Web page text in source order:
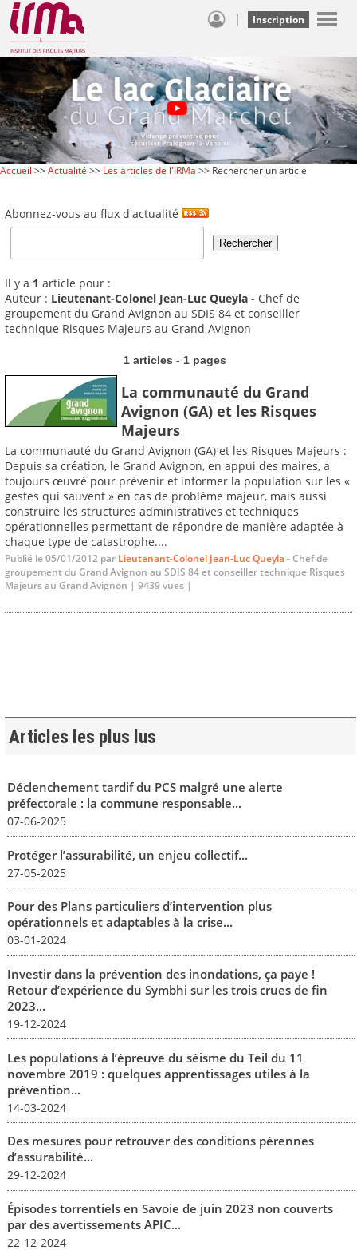
| Inscription
Accueil >>Actualité >> Les articles de l'IRMa >> Rechercher un article
Abonnez-vous au flux d'actualité
Il y a 1 article pour :
Auteur : Lieutenant-Colonel Jean-Luc Queyla - Chef de
groupement du Grand Avignon au SDIS 84 et conseiller
technique Risques Majeurs au Grand Avignon
1 articles - 1 pages
La communauté du Grand
Avignon (GA) et les Risques
Majeurs
La communauté du Grand Avignon (GA) et les Risques Majeurs :
Depuis sa création, le Grand Avignon, en appui des maires, a
toujours œuvré pour prévenir et informer la population sur les «
gestes qui sauvent » en cas de problème majeur, mais aussi
construire les structures administratives et techniques
opérationnelles permettant de répondre de manière adaptée à
chaque type de catastrophe....
Publié le 05/01/2012 par Lieutenant-Colonel Jean-Luc Queyla - Chef de
groupement du Grand Avignon au SDIS 84 et conseiller technique Risques
Majeurs au Grand Avignon | 9439 vues |
Articles les plus lus
Déclenchement tardif du PCS malgré une alerte
préfectorale : la commune responsable...
07-06-2025
Protéger l’assurabilité, un enjeu collectif...
27-05-2025
Pour des Plans particuliers d’intervention plus
opérationnels et adaptables à la crise...
03-01-2024
Investir dans la prévention des inondations, ça paye !
Retour d’expérience du Symbhi sur les trois crues de fin
2023...
19-12-2024
Les populations à l’épreuve du séisme du Teil du 11
novembre 2019 : quelques apprentissages utiles à la
prévention...
14-03-2024
Des mesures pour retrouver des conditions pérennes
d’assurabilité...
29-12-2024
Épisodes torrentiels en Savoie de juin 2023 non couverts
par des avertissements APIC...
22-12-2024